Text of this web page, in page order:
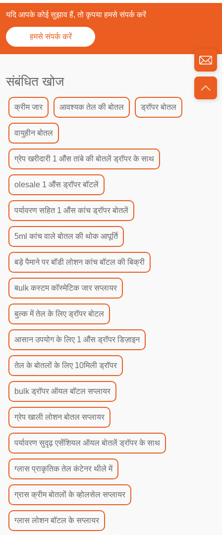
यदि आपके कोई सुझाव हैं, तो कृपया हमसे संपर्क करें
हमसे संपर्क करें
संबंधित खोज
क्रीम जार आवश्यक तेल की बोतल ड्रॉपर बोतल
वायुहीन बोतल
ग्रेप खरीदारी 1 औंस तांबे की बोतलें ड्रॉपर के साथ
olesale 1 औंस ड्रॉपर बॉटलें
पर्यावरण सहित 1 औंस कांच ड्रॉपर बोतलें
5ml कांच वाले बोतल की थोक आपूर्ति
बड़े पैमाने पर बॉडी लोशन कांच बॉटल की बिक्री
बulk कस्टम कॉस्मेटिक जार सप्लायर
बुल्क में तेल के लिए ड्रॉपर बोटल
आसान उपयोग के लिए 1 औंस ड्रॉपर डिज़ाइन
तेल के बोतलों के लिए 10मिली ड्रॉपर
bulk ड्रॉपर ऑयल बॉटल सप्लायर
ग्रेप खाली लोशन बोतल सप्लायर
पर्यावरण सुदृढ़ एसेंशियल ऑयल बोतलें ड्रॉपर के साथ
ग्लास प्राकृतिक तेल कंटेनर थीले में
ग्रास क्रीम बोतलों के व्होलसेल सप्लायर
ग्लास लोशन बॉटल के सप्लायर